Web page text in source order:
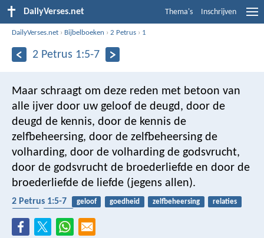
DailyVerses.net Thema's Inschrijven
DailyVerses.net › Bijbelboeken ›2 Petrus › 1
2 Petrus 1:5-7
Maar schraagt om deze reden met betoon van
alle ijver door uw geloof de deugd, door de
deugd de kennis, door de kennis de
zelfbeheersing, door de zelfbeheersing de
volharding, door de volharding de godsvrucht,
door de godsvrucht de broederliefde en door de
broederliefde de liefde (jegens allen).
2 Petrus 1:5-7 geloof goedheid zelfbeheersing
relaties